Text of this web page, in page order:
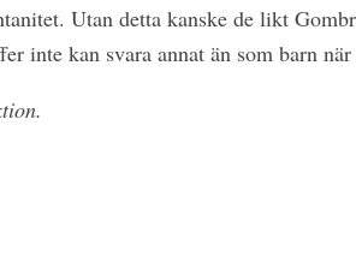
Utan detta kanske de likt
inte kan svara annat än som barn